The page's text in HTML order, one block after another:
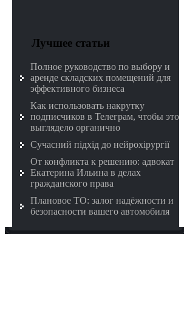
Лучшее статьи
Полное руководство по выбору и
аренде складских помещений для
эффективного бизнеса
Как использовать накрутку
подписчиков в Телеграм, чтобы это
выглядело органично
Сучасний підхід до нейрохірургії
От конфликта к решению: адвокат
Екатерина Ильина в делах
гражданского права
Плановое ТО: залог надёжности и
безопасности вашего автомобиля